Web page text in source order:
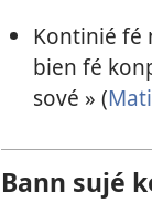
Kontinié fé
bien fé
sové » (
Bann sujé